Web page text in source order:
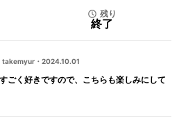
残り
終了
takemyur ・ 2024.10.01
ごく好きですので、こちらも楽しみにして